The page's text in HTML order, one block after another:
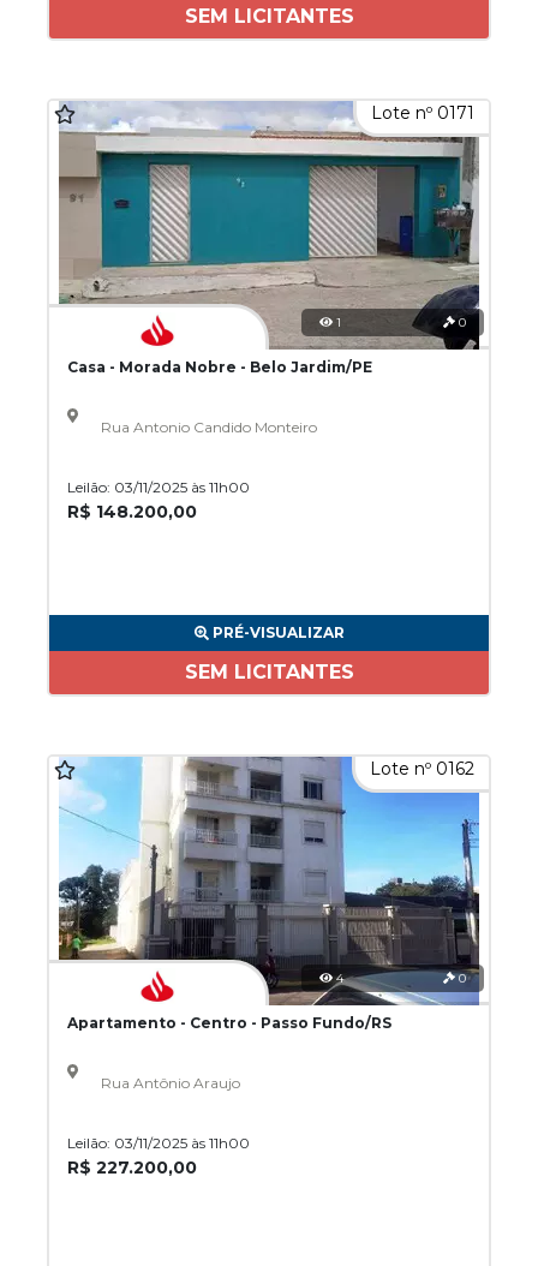
SEM LICITANTES
Lote nº 0171
1 0
Casa - Morada Nobre - Belo Jardim/PE
Rua Antonio Candido Monteiro
Leilão: 03/11/2025 às 11h00
R$ 148.200,00
PRÉ-VISUALIZAR
SEM LICITANTES
Lote nº 0162
4 0
Apartamento - Centro - Passo Fundo/RS
Rua Antônio Araujo
Leilão: 03/11/2025 às 11h00
R$ 227.200,00